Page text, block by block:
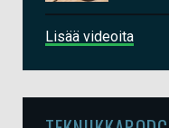
Lisää videoita